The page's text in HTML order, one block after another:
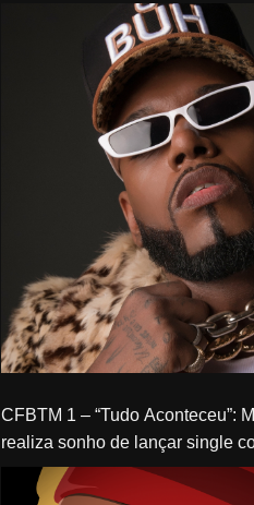
CFBTM 1 – “Tudo Aconteceu”: MC Du Black
realiza sonho de lançar single
ídolos, Delacruz